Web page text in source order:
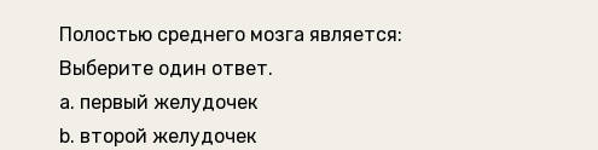
Полостью среднего мозга является:
Выберите один ответ.
a. первый желудочек
b. второй желудочек